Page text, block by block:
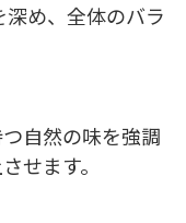
め、全体のバラ
自然の味を強調
せます。